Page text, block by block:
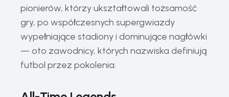
pionierów, którzy ukształtowali tożsamość
gry, po współczesnych supergwiazdy
wypełniające stadiony i dominujące nagłówki
— oto zawodnicy, których nazwiska definiują
futbol przez pokolenia.